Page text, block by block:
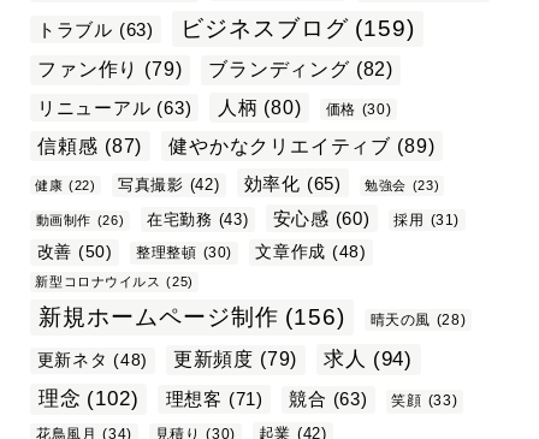
トラブル (63) ビジネスブログ (159)
ファン作り (79) ブランディング (82)
リニューアル (63) 人柄 (80) 価格 (30)
信頼感 (87) 健やかなクリエイティブ (89)
健康 (22) 写真撮影 (42) 効率化 (65) 勉強会 (23)
動画制作 (26) 在宅勤務 (43) 安心感 (60) 採用 (31)
改善 (50) 整理整頓 (30) 文章作成 (48)
新型コロナウイルス (25)
新規ホームページ制作 (156) 晴天の風 (28)
更新ネタ (48) 更新頻度 (79) 求人 (94)
理念 (102) 理想客 (71) 競合 (63) 笑顔 (33)
花鳥風月
(34) 見積り (30) 起業 (42)